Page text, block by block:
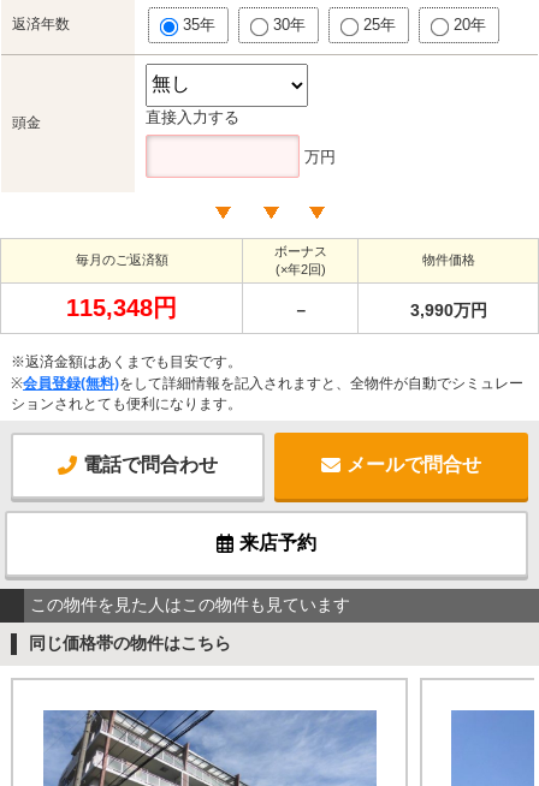
返済年数 35年 30年 25年 20年
頭金 直接入力する
万円
毎月のご返済額
ボーナス
(×年2回)
物件価格
115,348円 － 3,990万円
※返済金額はあくまでも目安です。
※会員登録(無料)をして詳細情報を記入されますと、全物件が自動でシミュレー
ションされとても便利になります。
電話で問合わせ メールで問合せ
来店予約
この物件を見た人はこの物件も見ています
同じ価格帯の物件はこちら